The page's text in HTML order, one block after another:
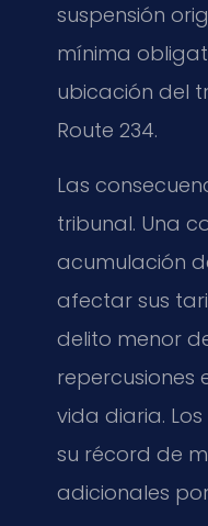
suspensión
mínima
ubicación del
Route 234.
Las
tribunal. Una
acumulación
afectar sus
delito menor
repercusiones
vida diaria.
su récord de
adicionales